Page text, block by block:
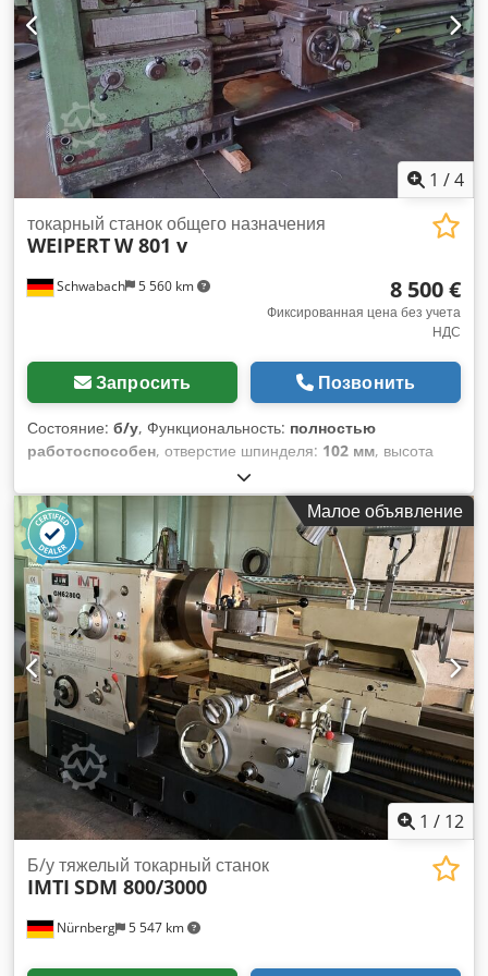
салазкам
1 /4
Schwabach 5 560 km
токарный станок общего назначения
WEIPERTW 801 v
8 500 €
Фиксированная цена без учета
НДС
Запросить Позвонить
Состояние: б/у, Функциональность: полностью
работоспособен, отверстие шпинделя: 102 мм, высота
, длина точения:
высота между центрами: 400 мм. Расстояние между
центрами: 2000 мм. 26 скорости вращения: от 4,5 до 1400
об/мин. – Приводной верхний люнет – Быстрое
перемещение – Forkardt, 400 мм. Credpfxjzql D Hs Ahfsf
..... Специальная цена: 8 500 евро (без НДС).
Малое объявление
1 / 12
Nürnberg 5 547 km
Б/у тяжелый токарный станок
IMTI SDM 800/3000